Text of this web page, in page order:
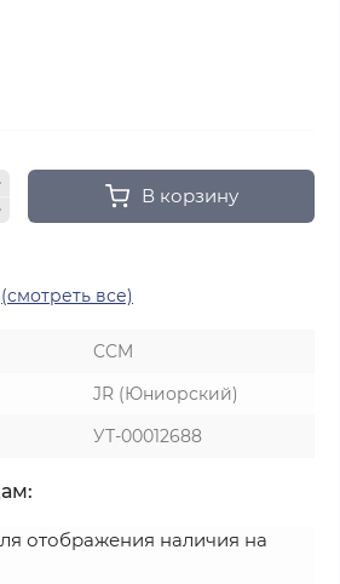
В корзину
(смотреть все)
CCM
JR (Юниорский)
УТ-00012688
отображения наличия на